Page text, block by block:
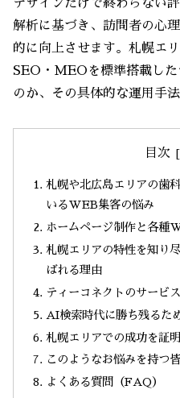
デザインだけで終わらない
解析に基づき、訪問者の心
的に向上させます。札幌エ
SEO・MEOを標準搭載し
のか、その具体的な運用手法
目次
札幌や北広島エリアの歯
いるWEB集客の悩み
ホームページ制作と各種
札幌エリアの特性を知り
ばれる理由
ティーコネクトのサービ
AI検索時代に勝ち残るた
札幌エリアでの成功を証
このようなお悩みを持つ
よくある質問（FAQ）